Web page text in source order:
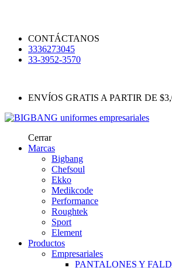
CONTÁCTANOS
3336273045
33-3952-3570
ENVÍOS GRATIS A PARTIR DE
Cerrar
Marcas
Bigbang
Chefsoul
Ekko
Medikcode
Performance
Roughtek
Sport
Element
Productos
Empresariales
PANTALONES Y